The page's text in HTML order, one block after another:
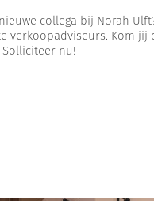
collega bij Norah
verkoopadviseurs. Kom jij
nu!